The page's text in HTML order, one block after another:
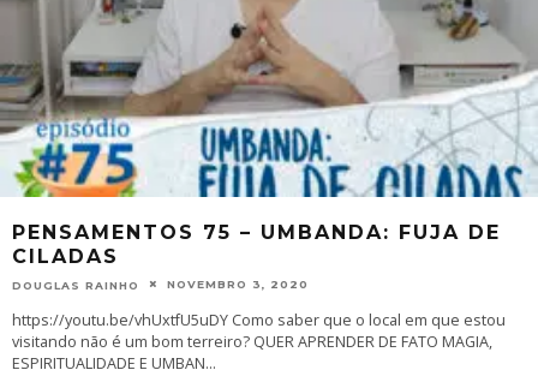
PENSAMENTOS 75 – UMBANDA: FUJA DE
CILADAS
DOUGLAS RAINHO NOVEMBRO 3, 2020
https://youtu.be/vhUxtfU5uDY Como saber que o local em que estou
visitando não é um bom terreiro? QUER APRENDER DE FATO MAGIA,
ESPIRITUALIDADE E UMBAN...